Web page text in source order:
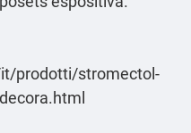
prodotti/stromectol-